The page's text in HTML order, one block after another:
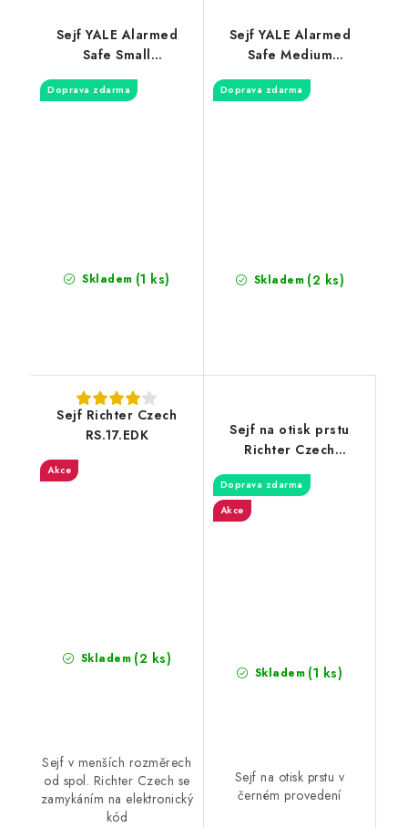
Sejf YALE Alarmed
Safe Small
YEC/200/DB1
Doprava zdarma
Skladem (1 ks)
Sejf YALE Alarmed
Safe Medium
YEC/250/DB1
Doprava zdarma
Skladem (2 ks)
Sejf Richter Czech
RS.17.EDK
Akce
Skladem (2 ks)
Sejf v menších rozměrech
od spol. Richter Czech se
zamykáním na elektronický
kód
Sejf na otisk prstu
Richter Czech
Doprava zdarma
Akce
Skladem (1 ks)
Sejf na otisk prstu v
černém provedení